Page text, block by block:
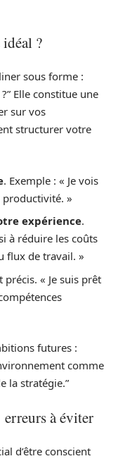
?
sous forme :
Elle constitue une
sur vos
structurer votre
. Exemple : « Je vois
»
expérience.
à réduire les coûts
flux de travail. »
précis. « Je suis prêt
futures :
comme
la stratégie.”
à éviter
d’être conscient